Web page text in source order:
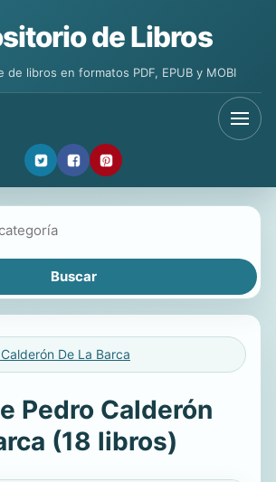
de Libros
de libros en formatos PDF, EPUB y MOBI
De La Barca
Pedro Calderón
(18 libros)